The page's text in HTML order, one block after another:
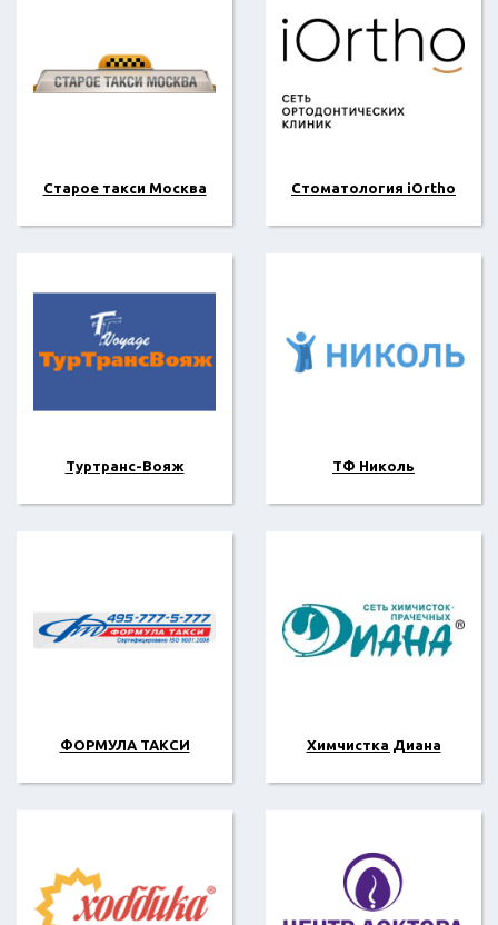
Старое такси Москва Стоматология iOrtho
Туртранс-Вояж ТФ Николь
ФОРМУЛА ТАКСИ Химчистка Диана